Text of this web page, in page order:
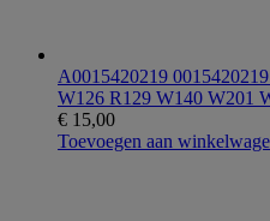
A0015420219
W126 R129 W140 W201
€ 15,00
Toevoegen aan